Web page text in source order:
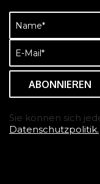
Name
(erforderlich)
E-
Mail
(erforderlich)
Sie können sich
Datenschutzpolitik.